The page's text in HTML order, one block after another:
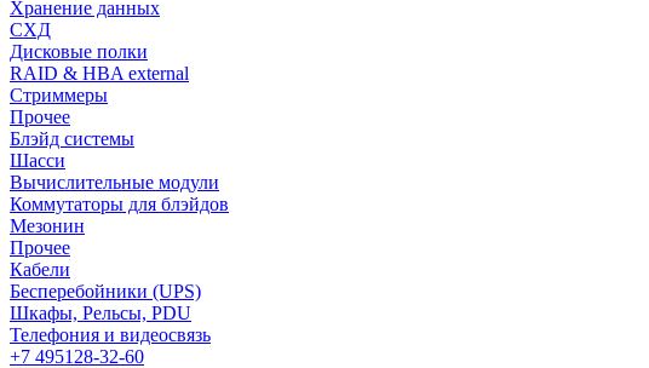
Хранение данных
СХД
Дисковые полки
RAID & HBA external
Стриммеры
Прочее
Блэйд системы
Шасси
Вычислительные модули
Коммутаторы для блэйдов
Мезонин
Прочее
Кабели
Бесперебойники (UPS)
Шкафы, Рельсы, PDU
Телефония и видеосвязь
+7 495128-32-60